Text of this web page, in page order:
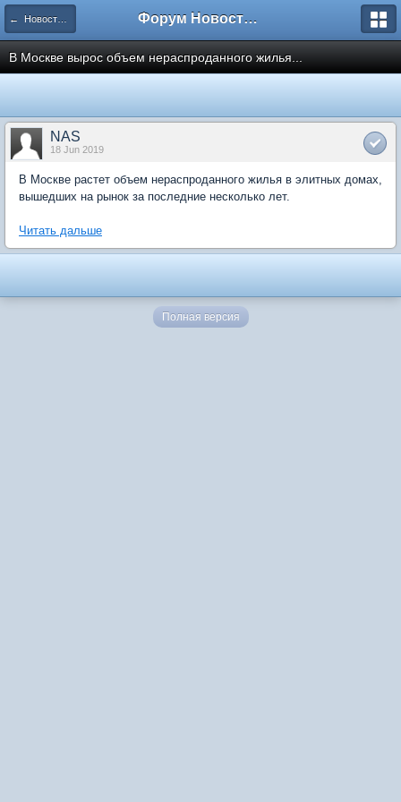
← Новости рынка недвижимости Форум Новостройки
В Москве вырос объем нераспроданного жилья...
NAS
18 Jun 2019
В Москве растет объем нераспроданного жилья в элитных домах,
вышедших на рынок за последние несколько лет.
Читать дальше
Полная версия